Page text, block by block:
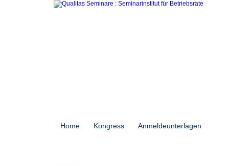
Home Kongress Anmeldeunterlagen